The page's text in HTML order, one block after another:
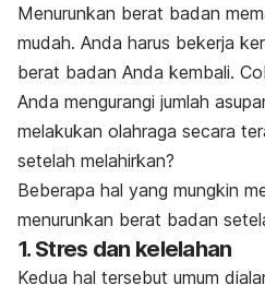
Menurunkan berat badan
mudah. Anda harus bekerja
berat badan Anda kembali.
Anda mengurangi jumlah
melakukan olahraga secara
setelah melahirkan?
Beberapa hal yang mungkin
menurunkan berat badan
1. Stres dan kelelahan
Kedua hal tersebut umum